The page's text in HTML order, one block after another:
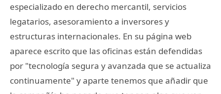
especializado en derecho mercantil, servicios
legatarios, asesoramiento a inversores y
estructuras internacionales. En su página web
aparece escrito que las oficinas están defendidas
por "tecnología segura y avanzada que se actualiza
continuamente" y aparte tenemos que añadir que